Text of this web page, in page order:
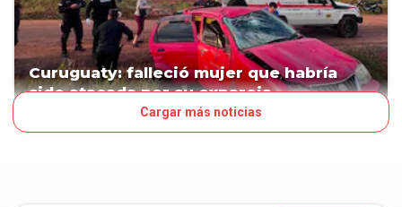
Curuguaty: falleció mujer que habría
sido atacada por su expareja
Cargar más noticias